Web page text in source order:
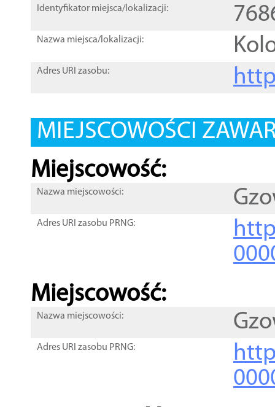
Identyfikator miejsca/lokalizacji:
Nazwa miejsca/lokalizacji:
Adres URI zasobu:
MIEJSCOWOŚCI
Miejscowość:
Nazwa miejscowości:
Adres URI zasobu PRNG:
Miejscowość:
Nazwa miejscowości:
Adres URI zasobu PRNG: